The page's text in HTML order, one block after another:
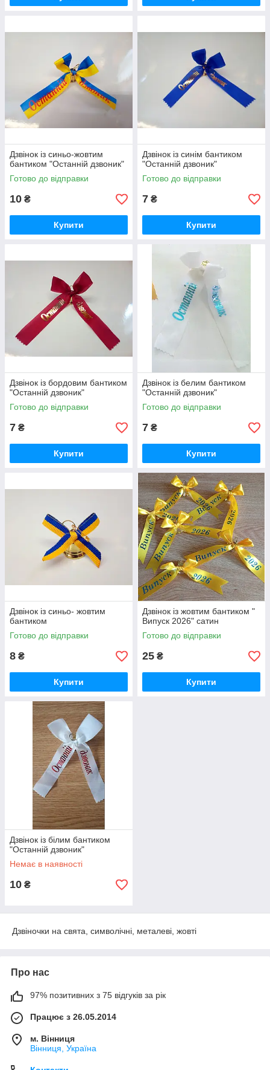
Дзвінок із синьо-жовтим
бантиком "Останній дзвоник"
Готово до відправки
10 ₴
Купити
Дзвінок із синім бантиком
"Останній дзвоник"
Готово до відправки
7 ₴
Купити
Дзвінок із бордовим бантиком
"Останній дзвоник"
Готово до відправки
7 ₴
Купити
Дзвінок із белим бантиком
"Останній дзвоник"
Готово до відправки
7 ₴
Купити
Дзвінок із синьо- жовтим
бантиком
Готово до відправки
8 ₴
Купити
Дзвінок із жовтим бантиком "
Випуск 2026" сатин
Готово до відправки
25 ₴
Купити
Дзвінок із білим бантиком
"Останній дзвоник"
Немає в наявності
10 ₴
Дзвіночки на свята, символічні, металеві, жовті
Про нас
97% позитивних з 75 відгуків за рік
Працює з 26.05.2014
м. Вінниця
Вінниця, Україна